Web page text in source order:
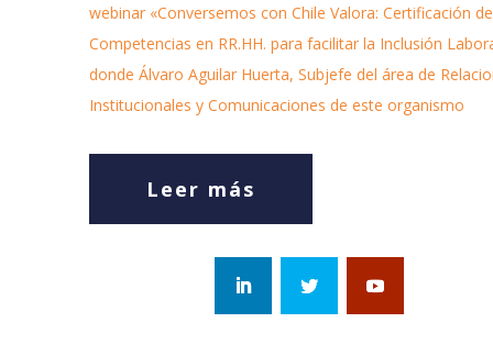
webinar «Conversemos con Chile Valora: Certificación de
Competencias en RR.HH. para facilitar la Inclusión
donde Álvaro Aguilar Huerta, Subjefe del área de
Institucionales y Comunicaciones de este organismo
Leer más